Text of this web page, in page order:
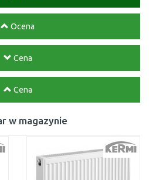
Ocena
Cena
Cena
w magazynie